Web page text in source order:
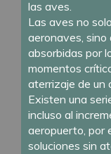
las aves.
Las aves no
aeronaves, sino
absorbidas por
momentos
aterrizaje de un
Existen una
incluso al
aeropuerto, por
soluciones sin